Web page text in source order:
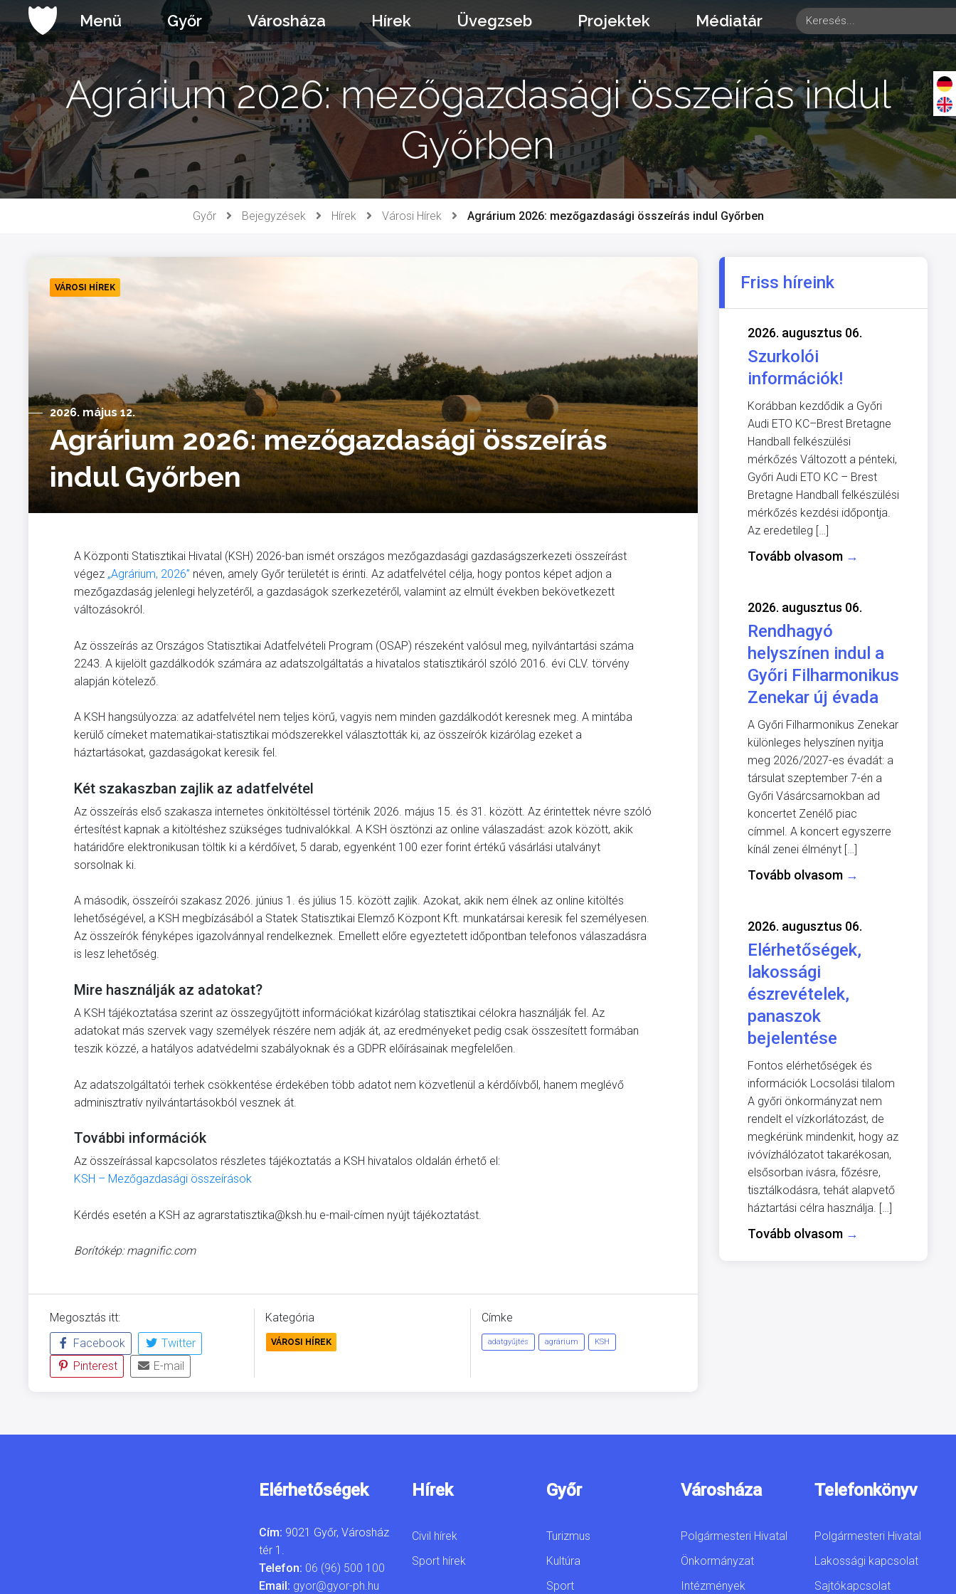
a
tartalomhoz
Menü Győr Városháza Hírek Üvegzseb Projektek Médiatár
Agrárium 2026: mezőgazdasági összeírás indul
Győrben
Győr Bejegyzések Hírek Városi Hírek Agrárium 2026: mezőgazdasági összeírás indul Győrben
VÁROSI HÍREK
2026. május 12.
Agrárium 2026: mezőgazdasági összeírás
indul Győrben
A Központi Statisztikai Hivatal (KSH) 2026-ban ismét országos mezőgazdasági gazdaságszerkezeti összeírást
végez „Agrárium, 2026” néven, amely Győr területét is érinti. Az adatfelvétel célja, hogy pontos képet adjon a
mezőgazdaság jelenlegi helyzetéről, a gazdaságok szerkezetéről, valamint az elmúlt években bekövetkezett
változásokról.
Az összeírás az Országos Statisztikai Adatfelvételi Program (OSAP) részeként valósul meg, nyilvántartási száma
2243. A kijelölt gazdálkodók számára az adatszolgáltatás a hivatalos statisztikáról szóló 2016. évi CLV. törvény
alapján kötelező.
A KSH hangsúlyozza: az adatfelvétel nem teljes körű, vagyis nem minden gazdálkodót keresnek meg. A mintába
kerülő címeket matematikai-statisztikai módszerekkel választották ki, az összeírók kizárólag ezeket a
háztartásokat, gazdaságokat keresik fel.
Két szakaszban zajlik az adatfelvétel
Az összeírás első szakasza internetes önkitöltéssel történik 2026. május 15. és 31. között. Az érintettek névre szóló
értesítést kapnak a kitöltéshez szükséges tudnivalókkal. A KSH ösztönzi az online válaszadást: azok között, akik
határidőre elektronikusan töltik ki a kérdőívet, 5 darab, egyenként 100 ezer forint értékű vásárlási utalványt
sorsolnak ki.
A második, összeírói szakasz 2026. június 1. és július 15. között zajlik. Azokat, akik nem élnek az online kitöltés
lehetőségével, a KSH megbízásából a Statek Statisztikai Elemző Központ Kft. munkatársai keresik fel személyesen.
Az összeírók fényképes igazolvánnyal rendelkeznek. Emellett előre egyeztetett időpontban telefonos válaszadásra
is lesz lehetőség.
Mire használják az adatokat?
A KSH tájékoztatása szerint az összegyűjtött információkat kizárólag statisztikai célokra használják fel. Az
adatokat más szervek vagy személyek részére nem adják át, az eredményeket pedig csak összesített formában
teszik közzé, a hatályos adatvédelmi szabályoknak és a GDPR előírásainak megfelelően.
Az adatszolgáltatói terhek csökkentése érdekében több adatot nem közvetlenül a kérdőívből, hanem meglévő
adminisztratív nyilvántartásokból vesznek át.
További információk
Az összeírással kapcsolatos részletes tájékoztatás a KSH hivatalos oldalán érhető el:
KSH – Mezőgazdasági összeírások
Kérdés esetén a KSH az agrarstatisztika@ksh.hu e-mail-címen nyújt tájékoztatást.
Borítókép: magnific.com
Megosztás itt:
Facebook
Twitter
Pinterest
E-mail
Kategória
VÁROSI HÍREK
Címke
adatgyűjtés agrárium KSH
Friss híreink
2026. augusztus 06.
Szurkolói
információk!
Korábban kezdődik a Győri
Audi ETO KC–Brest Bretagne
Handball felkészülési
mérkőzés Változott a pénteki,
Győri Audi ETO KC – Brest
Bretagne Handball felkészülési
mérkőzés kezdési időpontja.
Az eredetileg […]
Tovább olvasom →
2026. augusztus 06.
Rendhagyó
helyszínen indul a
Győri Filharmonikus
Zenekar új évada
A Győri Filharmonikus Zenekar
különleges helyszínen nyitja
meg 2026/2027-es évadát: a
társulat szeptember 7-én a
Győri Vásárcsarnokban ad
koncertet Zenélő piac
címmel. A koncert egyszerre
kínál zenei élményt […]
Tovább olvasom →
2026. augusztus 06.
Elérhetőségek,
lakossági
észrevételek,
panaszok
bejelentése
Fontos elérhetőségek és
információk Locsolási tilalom
A győri önkormányzat nem
rendelt el vízkorlátozást, de
megkérünk mindenkit, hogy az
ivóvízhálózatot takarékosan,
elsősorban ivásra, főzésre,
tisztálkodásra, tehát alapvető
háztartási célra használja. […]
Tovább olvasom →
Elérhetőségek
Cím: 9021 Győr, Városház
tér 1.
Telefon: 06 (96) 500 100
Email: gyor@gyor-ph.hu
Hírek
Civil hírek
Sport hírek
Győr
Turizmus
Kultúra
Sport
Városháza
Polgármesteri Hivatal
Önkormányzat
Intézmények
Telefonkönyv
Polgármesteri Hivatal
Lakossági kapcsolat
Sajtókapcsolat